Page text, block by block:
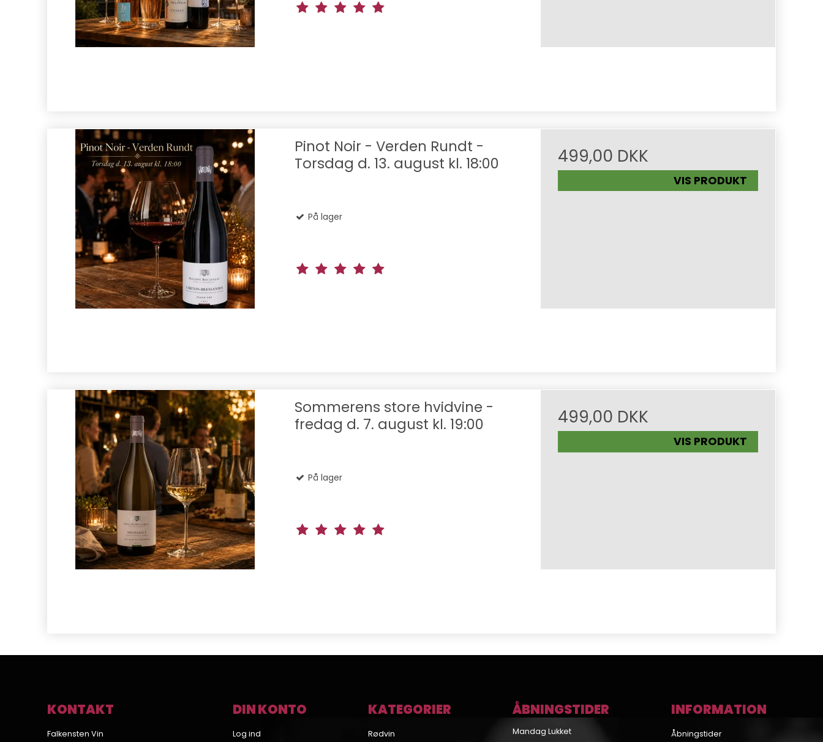
Pinot Noir - Verden Rundt -
Torsdag d. 13. august kl. 18:00
På lager
499,00 DKK
VIS PRODUKT
Sommerens store hvidvine -
fredag d. 7. august kl. 19:00
På lager
499,00 DKK
VIS PRODUKT
KONTAKT
Falkensten Vin
DIN KONTO
Log ind
KATEGORIER
Rødvin
ÅBNINGSTIDER
Mandag Lukket
INFORMATION
Åbningstider